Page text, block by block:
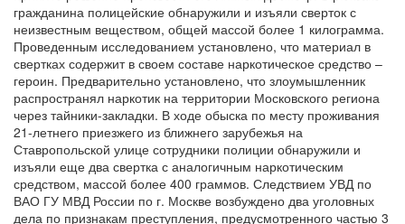
гражданина полицейские обнаружили и изъяли сверток с
неизвестным веществом, общей массой более 1 килограмма.
Проведенным исследованием установлено, что материал в
свертках содержит в своем составе наркотическое средство –
героин. Предварительно установлено, что злоумышленник
распространял наркотик на территории Московского региона
через тайники-закладки. В ходе обыска по месту проживания
21-летнего приезжего из ближнего зарубежья на
Ставропольской улице сотрудники полиции обнаружили и
изъяли еще два свертка с аналогичным наркотическим
средством, массой более 400 граммов. Следствием УВД по
ВАО ГУ МВД России по г. Москве возбуждено два уголовных
дела по признакам преступления, предусмотренного частью 3